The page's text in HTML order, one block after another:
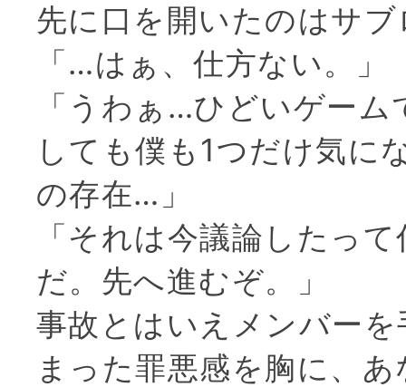
先に口を開いたのはサ
「…はぁ、仕方ない。」
「うわぁ…ひどいゲー
しても僕も1つだけ気に
の存在…」
「それは今議論したっ
だ。先へ進むぞ。」
事故とはいえメンバー
まった罪悪感を胸に、